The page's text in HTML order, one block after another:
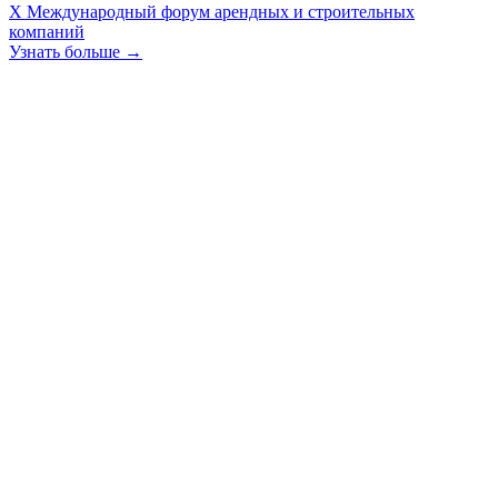
X Международный форум арендных и строительных
компаний
Узнать больше →